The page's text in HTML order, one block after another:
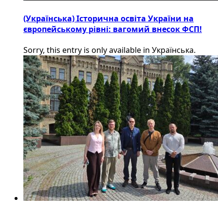
(Українська) Історична освіта України на
європейському рівні: вагомий внесок ФСП!
Sorry, this entry is only available in Українська.